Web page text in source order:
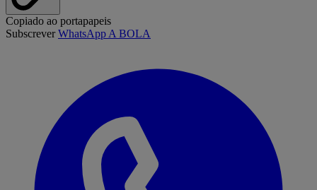
Copiado ao portapapeis
SubscreverWhatsApp A BOLA